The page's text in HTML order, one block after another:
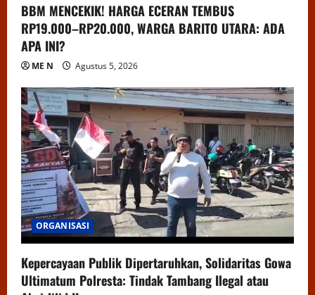
BBM MENCEKIK! HARGA ECERAN TEMBUS
RP19.000–RP20.000, WARGA BARITO UTARA: ADA
APA INI?
ME N Agustus 5, 2026
ORGANISASI
Kepercayaan Publik Dipertaruhkan, Solidaritas Gowa
Ultimatum Polresta: Tindak Tambang Ilegal atau